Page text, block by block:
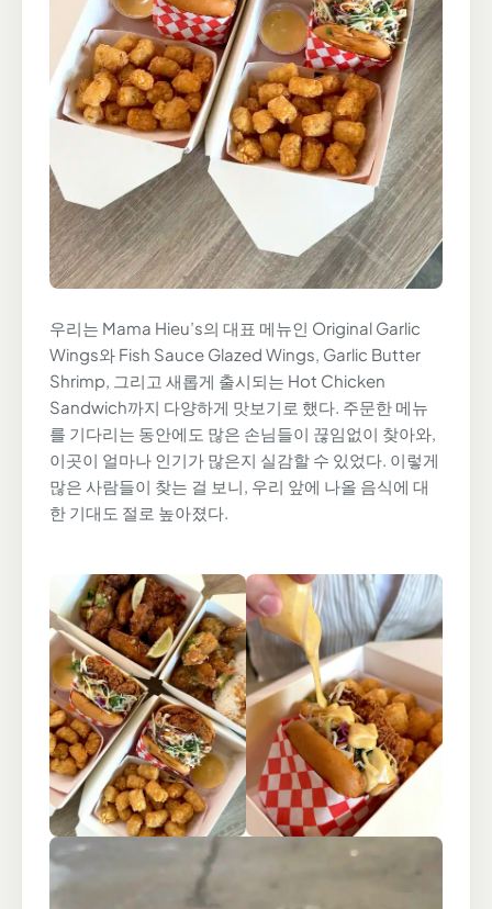
우리는 Mama Hieu’s의 대표 메뉴인 Original Garlic
Wings와 Fish Sauce Glazed Wings, Garlic Butter
Shrimp, 그리고 새롭게 출시되는 Hot Chicken
Sandwich까지 다양하게 맛보기로 했다. 주문한 메뉴
를 기다리는 동안에도 많은 손님들이 끊임없이 찾아와,
이곳이 얼마나 인기가 많은지 실감할 수 있었다. 이렇게
많은 사람들이 찾는 걸 보니, 우리 앞에 나올 음식에 대
한 기대도 절로 높아졌다.